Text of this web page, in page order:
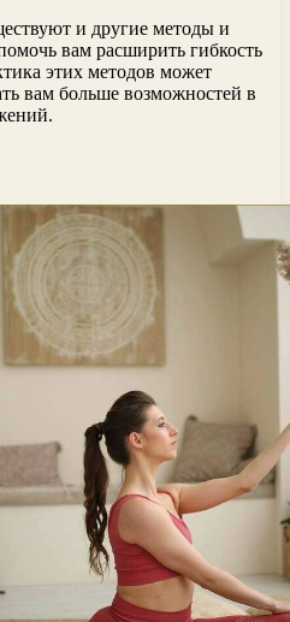
и другие методы и
вам расширить гибкость
этих методов может
вам больше возможностей в